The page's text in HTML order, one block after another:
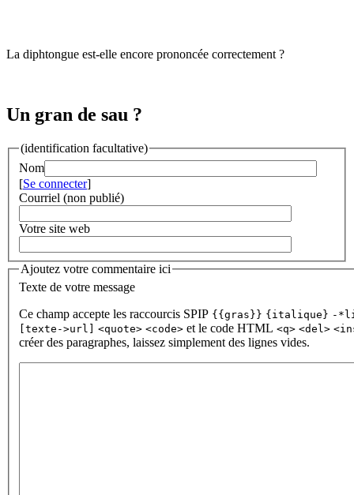
La diphtongue est-elle encore prononcée correctement ?
Un gran de sau ?
(identification facultative)
Nom
[Se connecter]
Courriel (non publié)
Votre site web
Ajoutez votre commentaire ici
Texte de votre message
Ce champ accepte les raccourcis SPIP {{gras}} {italique} -
[texte->url]
<quote> <code> et le code HTML <q> <del>
créer des paragraphes, laissez simplement des lignes vides.